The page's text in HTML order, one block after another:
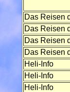
Das Reisen
Das Reisen
Das Reisen
Das Reisen
Heli-Info
Heli-Info
Heli-Info